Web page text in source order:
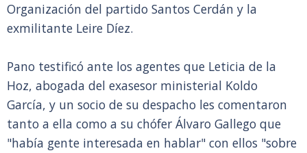
Organización del partido Santos Cerdán y la
exmilitante Leire Díez.
Pano testificó ante los agentes que Leticia de la
Hoz, abogada del exasesor ministerial Koldo
García, y un socio de su despacho les comentaron
tanto a ella como a su chófer Álvaro Gallego que
"había gente interesada en hablar" con ellos "sobre